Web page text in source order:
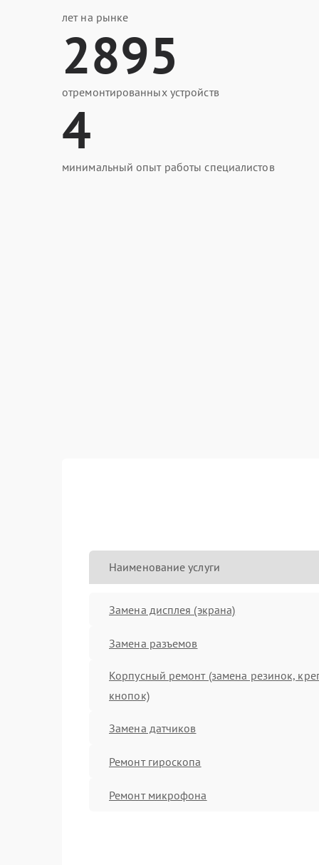
лет на рынке
2895
отремонтированных устройств
4
минимальный опыт работы специалистов
Наименование услуги
Замена дисплея (экрана)
Замена разъемов
Корпусный ремонт (замена резинок,
кнопок)
Замена датчиков
Ремонт гироскопа
Ремонт микрофона